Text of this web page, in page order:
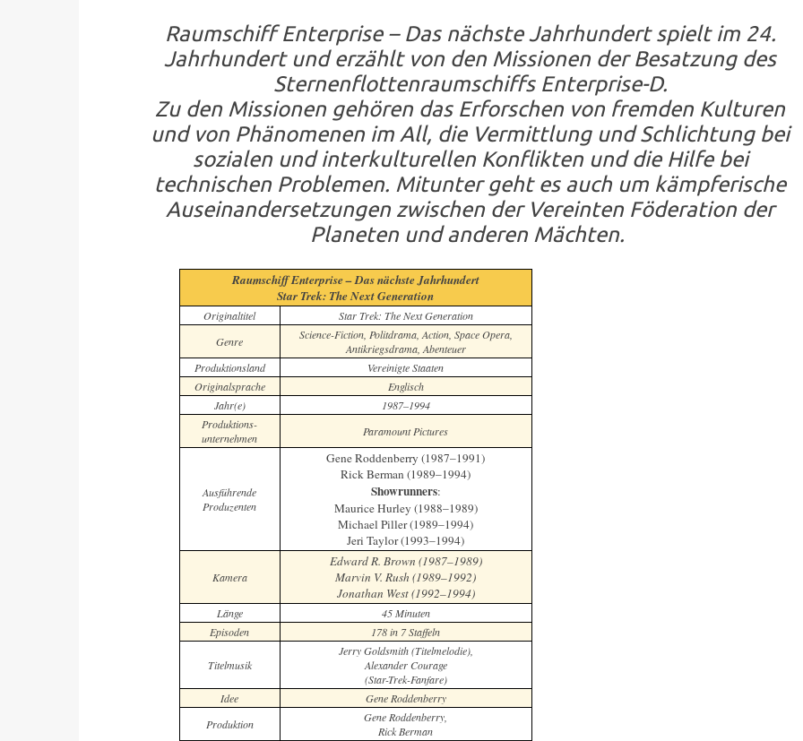
Raumschiff Enterprise – Das nächste Jahrhundertspielt im 24.
Jahrhundert und erzählt von den Missionen der Besatzung des
Sternenflottenraumschiffs Enterprise-D.
Zu den Missionen gehören das Erforschen von fremden Kulturen
und von Phänomenen im All, die Vermittlung und Schlichtung bei
sozialen und interkulturellen Konflikten und die Hilfe bei
technischen Problemen. Mitunter geht es auch um kämpferische
Auseinandersetzungen zwischen der Vereinten Föderation der
Planeten und anderen Mächten.
Raumschiff Enterprise – Das nächste Jahrhundert
Star Trek: The Next Generation
Originaltitel
Star Trek: The Next Generation
Genre
Science-Fiction, Politdrama, Action, Space Opera,
Antikriegsdrama, Abenteuer
Produktionsland
Vereinigte Staaten
Originalsprache
Englisch
Jahr(e)
1987–1994
Produktions-
unternehmen
Paramount Pictures
Ausführende
Produzenten
Gene Roddenberry (1987–1991)
Rick Berman (1989–1994)
Showrunners:
Maurice Hurley (1988–1989)
Michael Piller (1989–1994)
Jeri Taylor (1993–1994)
Kamera
Edward R. Brown (1987–1989)
Marvin V. Rush (1989–1992)
Jonathan West (1992–1994)
Länge
45 Minuten
Episoden
178 in 7 Staffeln
Titelmusik
Jerry Goldsmith (Titelmelodie),
Alexander Courage
(Star-Trek-Fanfare)
Idee
Gene Roddenberry
Produktion
Gene Roddenberry,
Rick Berman